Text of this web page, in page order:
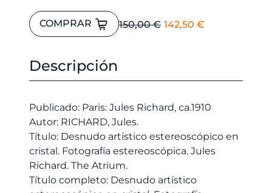
150,00€ El
142,50 €
Desnudo
artístico
en
estereoscópica.
Jules
Richard.
The
Atrium.
cantidad
COMPRAR
Descripción
Publicado: Paris: Jules Richard, ca.1910
Autor: RICHARD, Jules.
Título: Desnudo artístico estereoscópico en
cristal. Fotografía estereoscópica. Jules
Richard. The Atrium.
Título completo: Desnudo artístico